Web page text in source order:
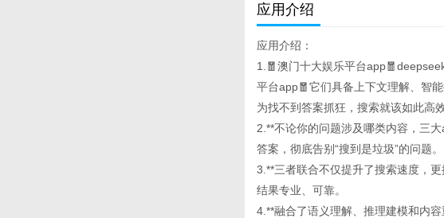
应用介绍
应用介绍：
1.🧧澳门十大娱乐平台
平台app🧧它们具备上下文理解、智
为找不到答案抓狂，搜索就该如此高
2.**不论你的问题涉及哪类内容，三
答案，彻底告别“搜到是垃圾”的问题。
3.**三者联合不仅提升了搜索速度，
结果专业、可靠。
4.**融合了语义理解、推理建模和内